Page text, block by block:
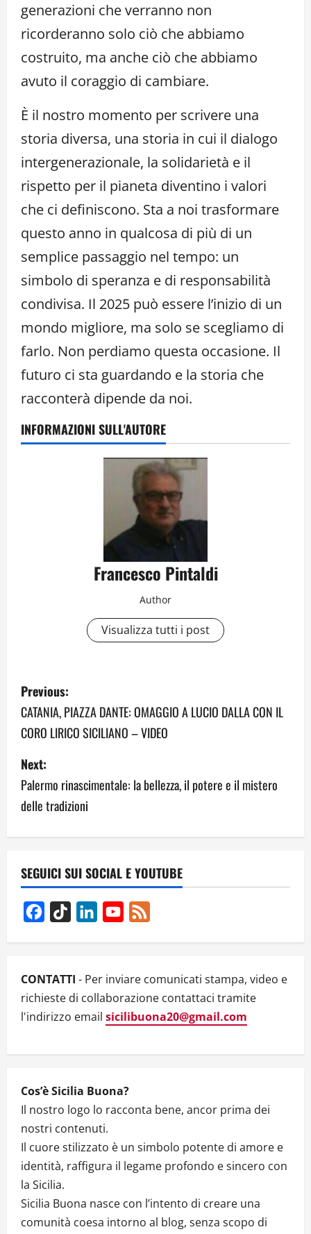
generazioni che verranno non
ricorderanno solo ciò che abbiamo
costruito, ma anche ciò che abbiamo
avuto il coraggio di cambiare.
È il nostro momento per scrivere una
storia diversa, una storia in cui il dialogo
intergenerazionale, la solidarietà e il
rispetto per il pianeta diventino i valori
che ci definiscono. Sta a noi trasformare
questo anno in qualcosa di più di un
semplice passaggio nel tempo: un
simbolo di speranza e di responsabilità
condivisa. Il 2025 può essere l’inizio di un
mondo migliore, ma solo se scegliamo di
farlo. Non perdiamo questa occasione. Il
futuro ci sta guardando e la storia che
racconterà dipende da noi.
INFORMAZIONI SULL'AUTORE
Francesco Pintaldi
Author
Visualizza tutti i post
P
o
s
t
n
a
i
g
a
t
i
n
Previous:
CATANIA, PIAZZA DANTE: OMAGGIO A LUCIO DALLA CON IL
CORO LIRICO SICILIANO – VIDEO
Next:
Palermo rinascimentale: la bellezza, il potere e il mistero
delle tradizioni
SEGUICI SUI SOCIAL E YOUTUBE
Facebook
TikTok LinkedInYouTube
CONTATTI - Per inviare comunicati stampa, video e
richieste di collaborazione contattaci tramite
l'indirizzo email sicilibuona20@gmail.com
Cos’è Sicilia Buona?
Il nostro logo lo racconta bene, ancor prima dei
nostri contenuti.
Il cuore stilizzato è un simbolo potente di amore e
identità, raffigura il legame profondo e sincero con
la Sicilia.
Sicilia Buona nasce con l’intento di creare una
comunità coesa intorno al blog, senza scopo di